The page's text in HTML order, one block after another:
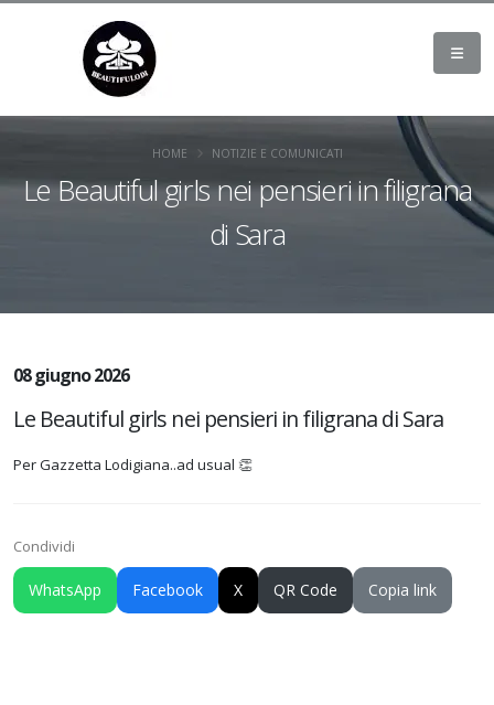
Le Beautiful girls nei pensieri in filigrana
di Sara
HOME NOTIZIE E COMUNICATI
08 giugno 2026
Le Beautiful girls nei pensieri in filigrana di Sara
Per Gazzetta Lodigiana..ad usual 👏
Condividi
WhatsApp Facebook X QR Code Copia link